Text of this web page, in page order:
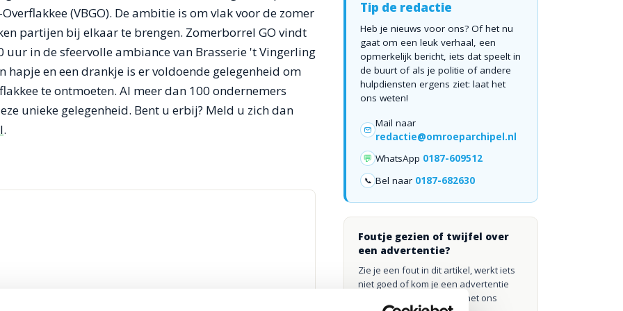
(VBGO). De ambitie is om vlak voor de zomer
partijen bij elkaar te brengen. Zomerborrel GO vindt
in de sfeervolle ambiance van Brasserie 't Vingerling
hapje en een drankje is er voldoende gelegenheid om
te ontmoeten. Al meer dan 100 ondernemers
unieke gelegenheid. Bent u erbij? Meld u zich dan
.
Tip de redactie
Heb je nieuws voor ons? Of het nu
gaat om een leuk verhaal, een
opmerkelijk bericht, iets dat speelt in
de buurt of als je politie of andere
hulpdiensten ergens ziet: laat het
ons weten!
Mail naar
redactie@omroeparchipel.nl
💬 WhatsApp 0187-609512
📞 Bel naar 0187-682630
Foutje gezien of twijfel over
een advertentie?
Zie je een fout in dit artikel, werkt iets
niet goed of kom je een advertentie
tegen die niet klopt? Laat het ons